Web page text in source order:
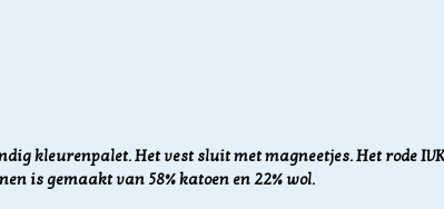
kleurenpalet. Het vest sluit met magneetjes. Het rode
is gemaakt van 58% katoen en 22% wol.